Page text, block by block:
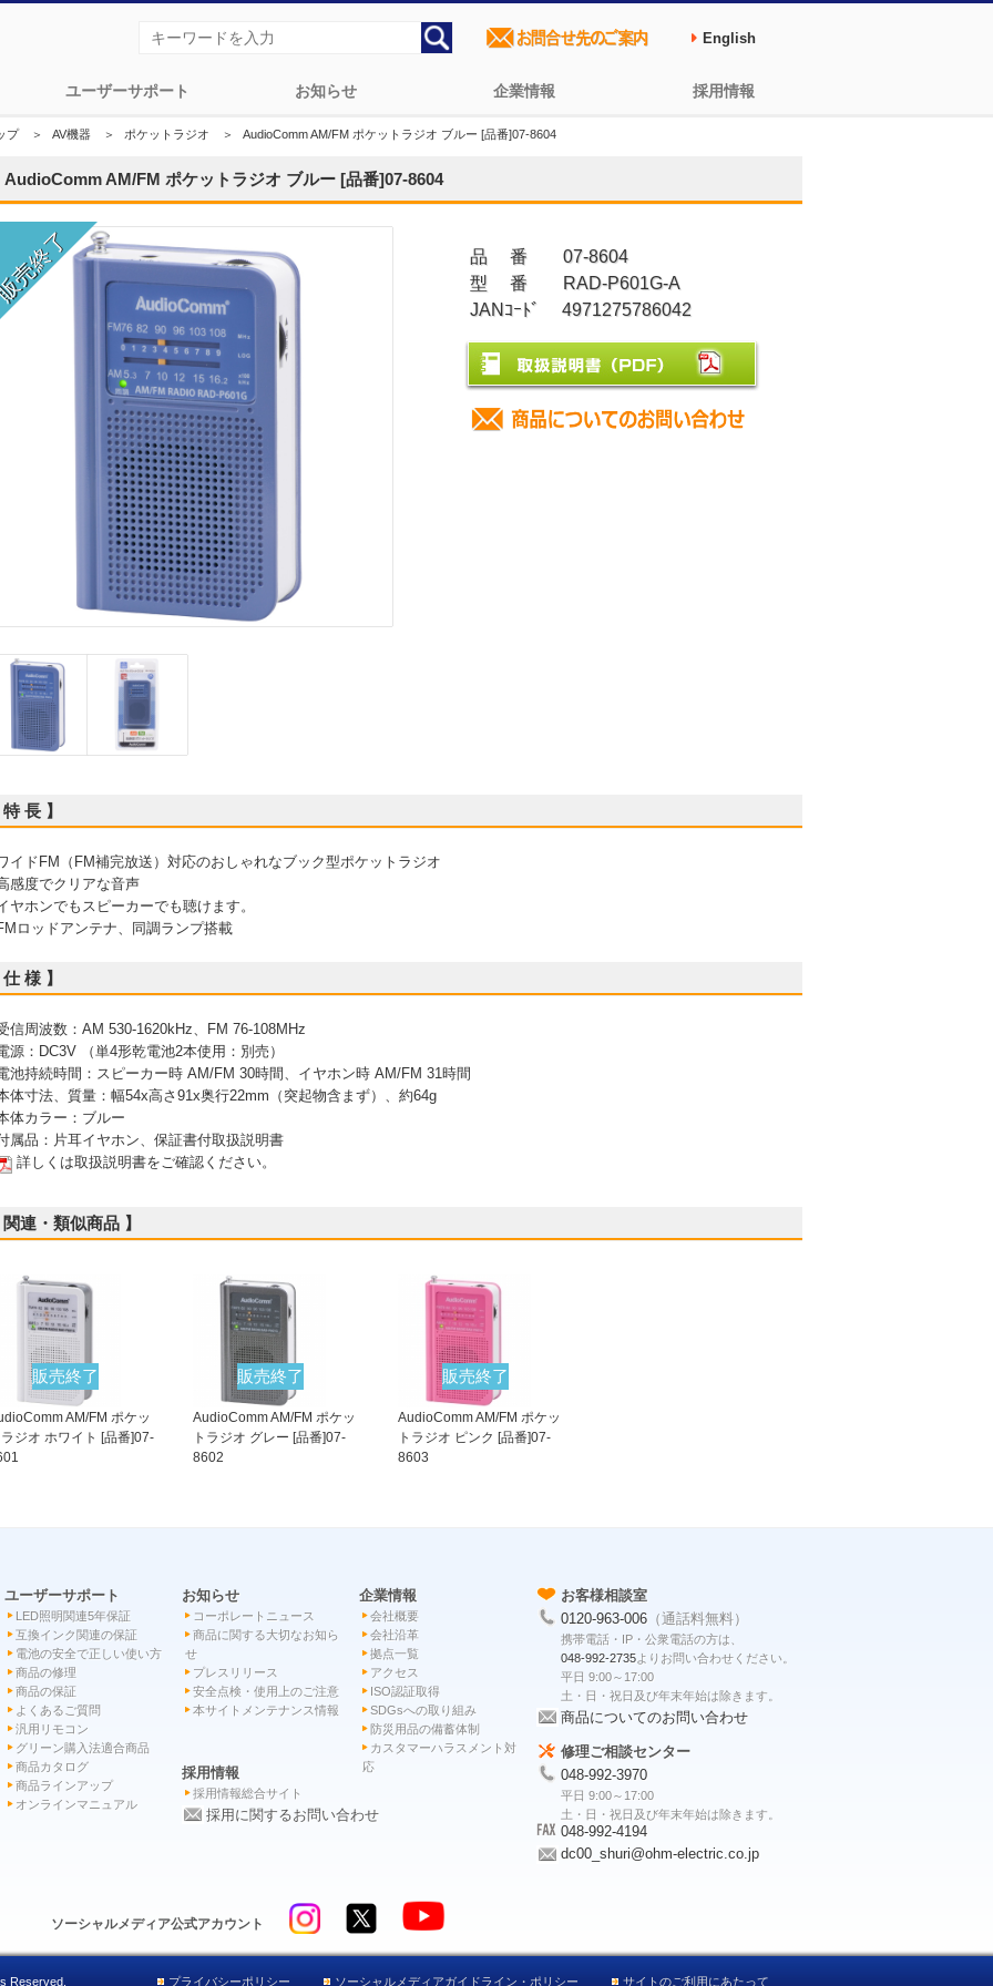
ユーザーサポート お知らせ 企業情報 採用情報
English
プ＞ AV機器 ＞ ポケットラジオ ＞ AudioComm AM/FM ポケットラジオ ブルー [品番]07-8604
AudioComm AM/FM ポケットラジオ ブルー [品番]07-8604
品 番 07-8604
型 番 RAD-P601G-A
JANｺｰﾄﾞ 4971275786042
特 長 】
イドFM（FM補完放送）対応のおしゃれなブック型ポケットラジオ
感度でクリアな音声
ヤホンでもスピーカーでも聴けます。
ロッドアンテナ、同調ランプ搭載
仕 様 】
信周波数：AM 530-1620kHz、FM 76-108MHz
源：DC3V （単4形乾電池2本使用：別売）
池持続時間：スピーカー時 AM/FM 30時間、イヤホン時 AM/FM 31時間
体寸法、質量：幅54x高さ91x奥行22mm（突起物含まず）、約64g
体カラー：ブルー
属品：片耳イヤホン、保証書付取扱説明書
詳しくは取扱説明書をご確認ください。
関連・類似商品 】
販売終了
AM/FM ポケッ
ラジオ ホワイト [品番]07-
販売終了
AudioComm AM/FM ポケッ
トラジオ グレー [品番]07-
8602
販売終了
AudioComm AM/FM ポケッ
トラジオ ピンク [品番]07-
8603
ユーザーサポート
LED照明関連5年保証
互換インク関連の保証
電池の安全で正しい使い方
商品の修理
商品の保証
よくあるご質問
汎用リモコン
グリーン購入法適合商品
商品カタログ
商品ラインアップ
オンラインマニュアル
お知らせ
コーポレートニュース
商品に関する大切なお知ら
せ
プレスリリース
安全点検・使用上のご注意
本サイトメンテナンス情報
企業情報
会社概要
会社沿革
拠点一覧
アクセス
ISO認証取得
SDGsへの取り組み
防災用品の備蓄体制
カスタマーハラスメント対
応
採用情報
採用情報総合サイト
採用に関するお問い合わせ
お客様相談室
0120-963-006 （通話料無料）
携帯電話・IP・公衆電話の方は、
048-992-2735よりお問い合わせください。
平日 9:00～17:00
土・日・祝日及び年末年始は除きます。
商品についてのお問い合わせ
修理ご相談センター
048-992-3970
平日 9:00～17:00
土・日・祝日及び年末年始は除きます。
048-992-4194
dc00_shuri@ohm-electric.co.jp
ソーシャルメディア公式アカウント
Reserved. プライバシーポリシー ソーシャルメディアガイドライン・ポリシー サイトのご利用にあたって